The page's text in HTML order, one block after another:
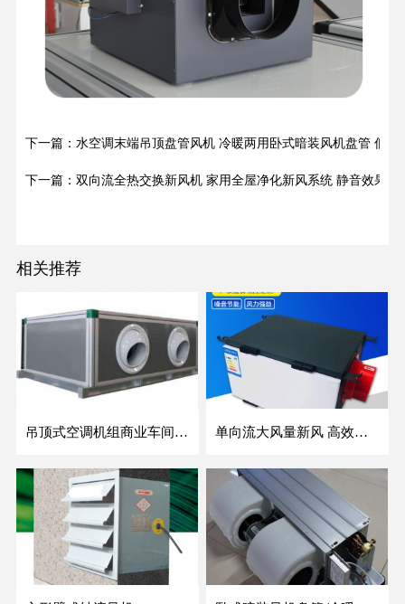
下一篇：水空调末端吊顶盘管风机 冷暖两用卧式暗装风机盘管 低噪
下一篇：双向流全热交换新风机 家用全屋净化新风系统 静音效果好
相关推荐
吊顶式空调机组商业车间防爆新风空调器射流冷暖机组 单向流大风量新风 高效除霾全热交换新风机空气净化